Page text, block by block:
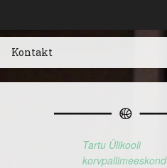
Kontakt
Tartu Ülikooli
korvpallimeeskond